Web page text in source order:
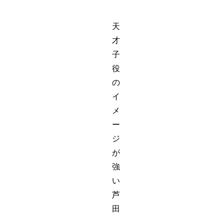
天
才
子
役
の
イ
メ
ー
ジ
が
強
い
芦
田